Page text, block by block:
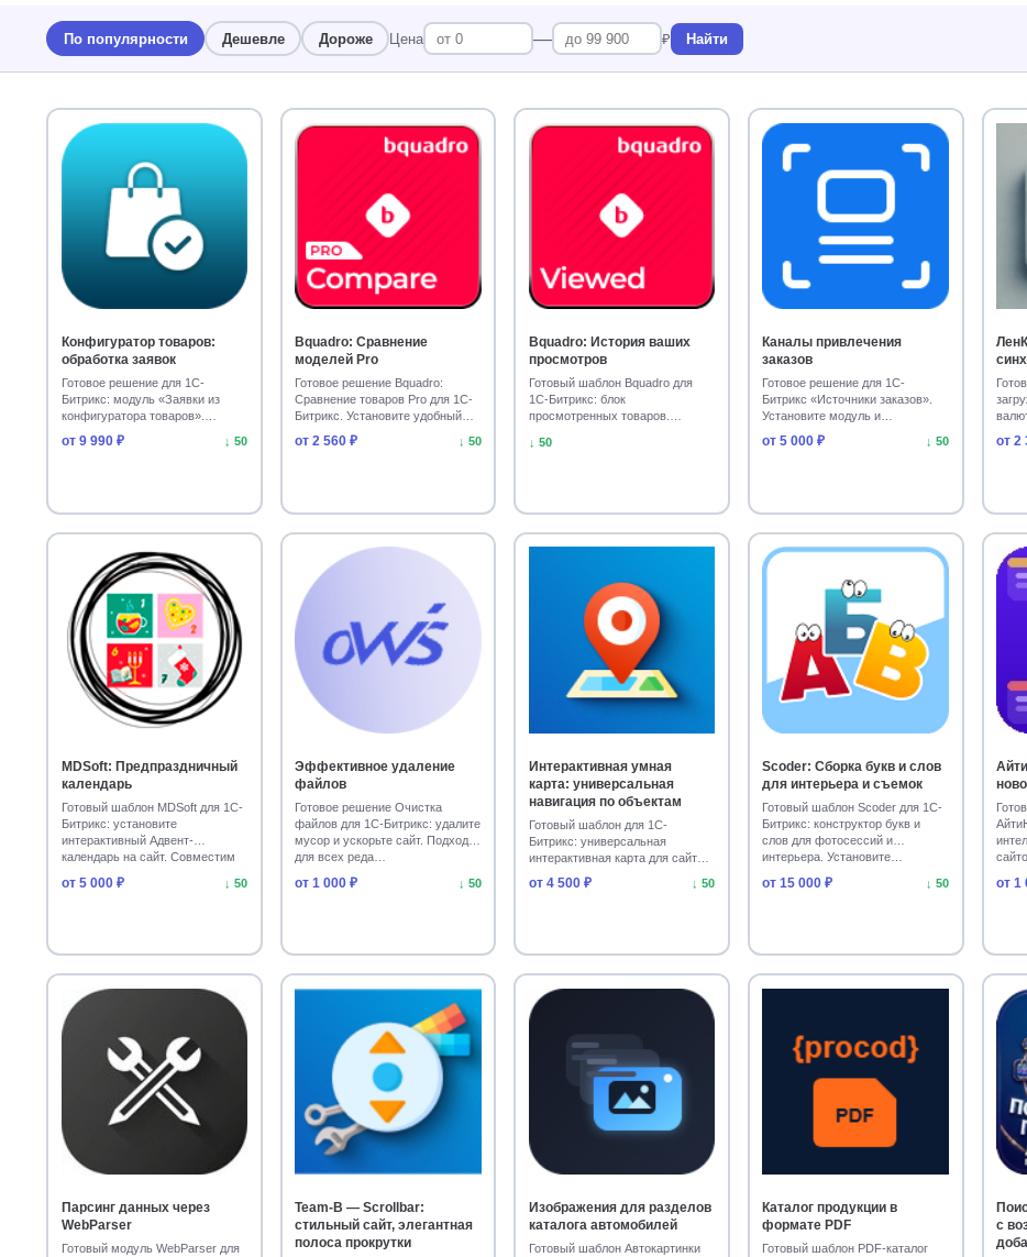
По популярности Дешевле Дороже Цена — ₽ Найти
Конфигуратор товаров:
обработка заявок
Готовое решение для 1С-
Битрикс: модуль «Заявки из
конфигуратора товаров».
Настройте прием заказов на…
от 9 990 ₽ ↓ 50
Bquadro: Сравнение
моделей Pro
Готовое решение Bquadro:
Сравнение товаров Pro для 1С-
Битрикс. Установите удобный
модуль сравнения н…
от 2 560 ₽ ↓ 50
Bquadro: История ваших
просмотров
Готовый шаблон Bquadro для
1С-Битрикс: блок
просмотренных товаров.
и …
↓ 50
Каналы привлечения
заказов
Готовое решение для 1С-
Битрикс «Источники заказов».
Установите модуль и
отслеживайте эффективность
к…
от 5 000 ₽ ↓ 50 от 2
MDSoft: Предпраздничный
календарь
Готовый шаблон MDSoft для 1С-
Битрикс: установите
интерактивный Адвент-
календарь на сайт. Совместим
от 5 000 ₽ ↓ 50
Эффективное удаление
файлов
Готовое решение Очистка
файлов для 1С-Битрикс: удалите
мусор и ускорьте сайт. Подходит
для всех реда…
от 1 000 ₽ ↓ 50
Интерактивная умная
карта: универсальная
навигация по объектам
Готовый шаблон для 1С-
Битрикс: универсальная
интерактивная карта для сайта.
Адаптивен под все редакц…
от 4 500 ₽ ↓ 50
Scoder: Сборка букв и слов
для интерьера и съемок
Готовый шаблон Scoder для 1С-
Битрикс: конструктор букв и
слов для фотосессий и
интерьера. Установите…
от 15 000 ₽ ↓ 50 от 1
Парсинг данных через
WebParser
Готовый модуль WebParser для
Team-B — Scrollbar:
стильный сайт, элегантная
полоса прокрутки
Изображения для разделов
каталога автомобилей
Готовый шаблон Автокартинки
Каталог продукции в
формате PDF
Готовый шаблон PDF-каталог
с